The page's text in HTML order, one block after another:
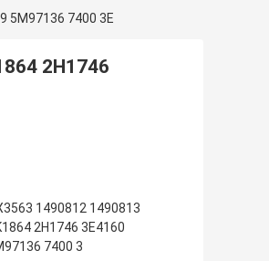
5M97136 7400 3E
2H1746
1490812 1490813
2H1746 3E4160
7400 3